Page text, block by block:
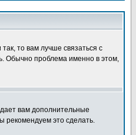
то вам лучше связаться с
Обычно проблема именно в этом,
вам дополнительные
рекомендуем это сделать.